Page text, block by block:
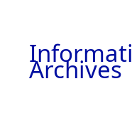
Archives